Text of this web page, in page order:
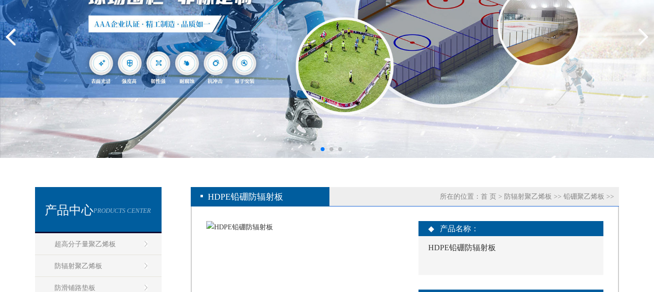
产品中心PRODUCTS CENTER
超高分子量聚乙烯板
防辐射聚乙烯板
防滑铺路垫板
HDPE铅硼防辐射板 所在的位置： 首 页 > 防辐射聚乙烯板 >> 铅硼聚乙烯板 >>
◆ 产品名称：
HDPE铅硼防辐射板